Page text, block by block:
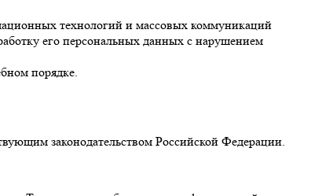
технологий и массовых коммуникаций
его персональных данных с нарушением
порядке.
законодательством Российской Федерации.